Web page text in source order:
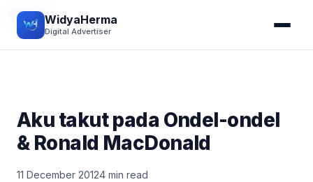
WidyaHerma
Digital Advertiser
DIARY
Aku takut pada Ondel-ondel
& Ronald MacDonald
11 December 20124 min read